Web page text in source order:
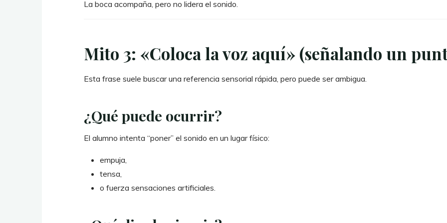
La boca acompaña, pero no lidera el sonido.
Mito 3: «Coloca la voz aquí» (señalando un
Esta frase suele buscar una referencia sensorial rápida, pero puede ser ambigua.
¿Qué puede ocurrir?
El alumno intenta “poner” el sonido en un lugar físico:
empuja,
tensa,
o fuerza sensaciones artificiales.